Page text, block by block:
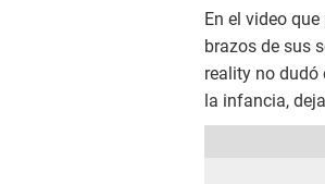
En el video
brazos de sus
reality no dudó
la infancia,